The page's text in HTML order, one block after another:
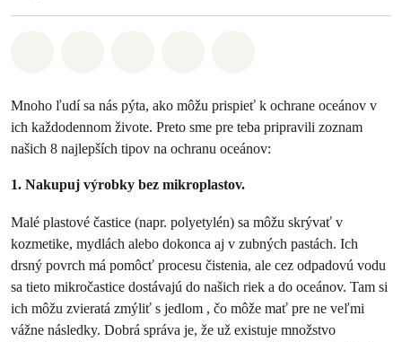
Mnoho ľudí sa nás pýta, ako môžu prispieť k ochrane oceánov v
ich každodennom živote. Preto sme pre teba pripravili zoznam
našich 8 najlepších tipov na ochranu oceánov:
1. Nakupuj výrobky bez mikroplastov.
Malé plastové častice (napr. polyetylén) sa môžu skrývať v
kozmetike, mydlách alebo dokonca aj v zubných pastách. Ich
drsný povrch má pomôcť procesu čistenia, ale cez odpadovú vodu
sa tieto mikročastice dostávajú do našich riek a do oceánov. Tam si
ich môžu zvieratá zmýliť s jedlom , čo môže mať pre ne veľmi
vážne následky. Dobrá správa je, že už existuje množstvo